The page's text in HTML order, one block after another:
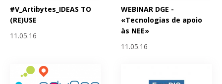
#V_Artibytes_IDEAS TO
(RE)USE
11.05.16
WEBINAR DGE -
«Tecnologias de apoio
às NEE»
11.05.16